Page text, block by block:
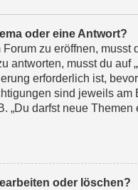
oder eine Antwort?
zu eröffnen, musst
antworten, musst du auf
erforderlich ist,
sind jeweils am
„Du darfst neue Themen
oder löschen?